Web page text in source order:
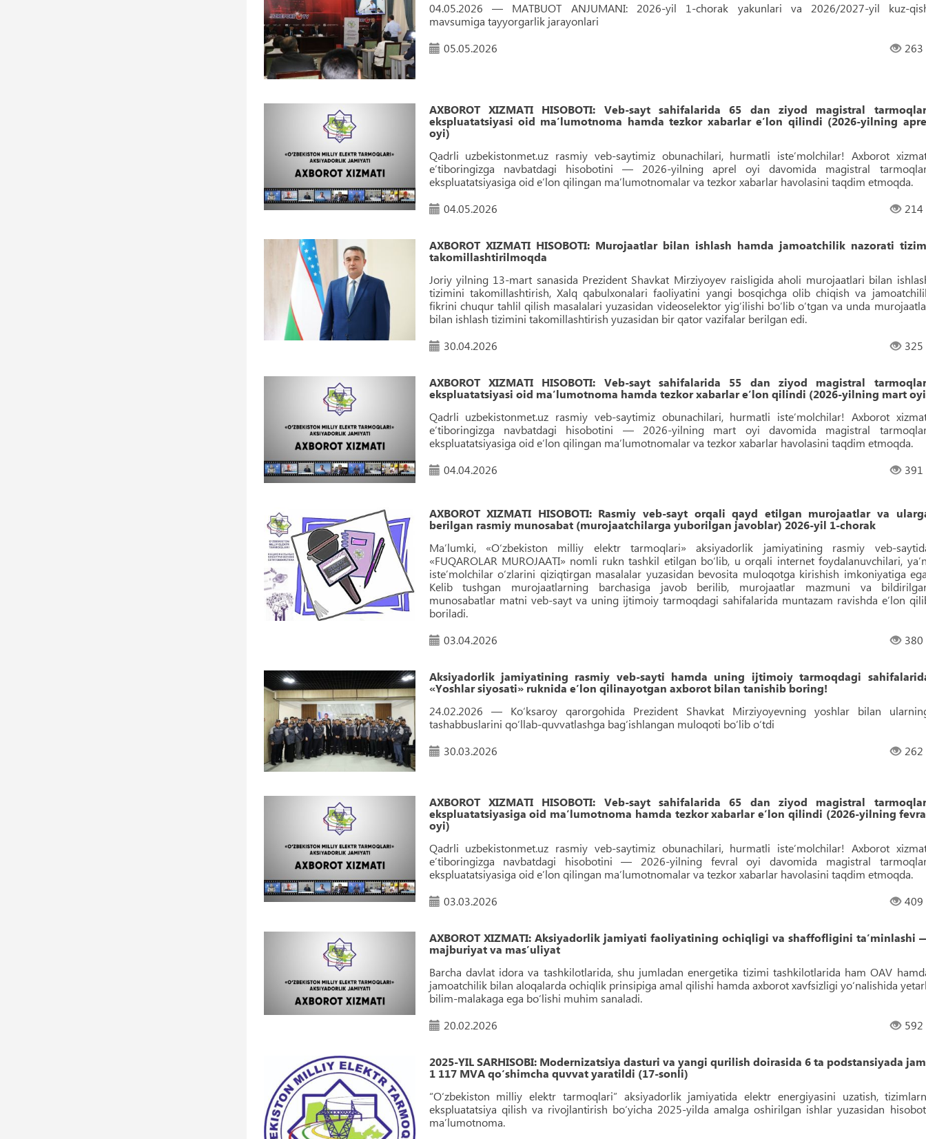
04.05.2026 — MATBUOT ANJUMANI: 2026-yil 1-chorak yakunlari va 2026/2027-yil kuz-
mavsumiga tayyorgarlik jarayonlari
05.05.2026
263
AXBOROT XIZMATI HISOBOTI: Veb-sayt sahifalarida 65 dan ziyod magistral
ekspluatatsiyasi oid maʼlumotnoma hamda tezkor xabarlar eʼlon qilindi (2026-yilning
oyi)
Qadrli uzbekistonmet.uz rasmiy veb-saytimiz obunachilari, hurmatli isteʼmolchilar! Axborot
e’tiboringizga navbatdagi hisobotini — 2026-yilning aprel oyi davomida magistral
ekspluatatsiyasiga oid eʼlon qilingan maʼlumotnomalar va tezkor xabarlar havolasini taqdim etmoqda.
04.05.2026
214
AXBOROT XIZMATI HISOBOTI: Murojaatlar bilan ishlash hamda jamoatchilik nazorati
takomillashtirilmoqda
Joriy yilning 13-mart sanasida Prezident Shavkat Mirziyoyev raisligida aholi murojaatlari bilan
tizimini takomillashtirish, Xalq qabulxonalari faoliyatini yangi bosqichga olib chiqish va
fikrini chuqur tahlil qilish masalalari yuzasidan videoselektor yigʻilishi boʻlib oʻtgan va unda
bilan ishlash tizimini takomillashtirish yuzasidan bir qator vazifalar berilgan edi.
30.04.2026
325
AXBOROT XIZMATI HISOBOTI: Veb-sayt sahifalarida 55 dan ziyod magistral
ekspluatatsiyasi oid maʼlumotnoma hamda tezkor xabarlar eʼlon qilindi (2026-yilning mart
Qadrli uzbekistonmet.uz rasmiy veb-saytimiz obunachilari, hurmatli isteʼmolchilar! Axborot
e’tiboringizga navbatdagi hisobotini — 2026-yilning mart oyi davomida magistral
ekspluatatsiyasiga oid eʼlon qilingan maʼlumotnomalar va tezkor xabarlar havolasini taqdim etmoqda.
04.04.2026
391
AXBOROT XIZMATI HISOBOTI: Rasmiy veb-sayt orqali qayd etilgan murojaatlar va
berilgan rasmiy munosabat (murojaatchilarga yuborilgan javoblar) 2026-yil 1-chorak
Maʼlumki, «O‘zbekiston milliy elektr tarmoqlari» aksiyadorlik jamiyatining rasmiy veb-
«FUQAROLAR MUROJAATI» nomli rukn tashkil etilgan bo‘lib, u orqali internet foydalanuvchilari,
isteʼmolchilar o‘zlarini qiziqtirgan masalalar yuzasidan bevosita muloqotga kirishish imkoniyatiga
Kelib tushgan murojaatlarning barchasiga javob berilib, murojaatlar mazmuni va
munosabatlar matni veb-sayt va uning ijtimoiy tarmoqdagi sahifalarida muntazam ravishda eʼlon
boriladi.
03.04.2026
380
Aksiyadorlik jamiyatining rasmiy veb-sayti hamda uning ijtimoiy tarmoqdagi
«Yoshlar siyosati» ruknida e’lon qilinayotgan axborot bilan tanishib boring!
24.02.2026 — Ko‘ksaroy qarorgohida Prezident Shavkat Mirziyoyevning yoshlar bilan
tashabbuslarini qo‘llab-quvvatlashga bag‘ishlangan muloqoti bo‘lib o‘tdi
30.03.2026
262
AXBOROT XIZMATI HISOBOTI: Veb-sayt sahifalarida 65 dan ziyod magistral
ekspluatatsiyasiga oid maʼlumotnoma hamda tezkor xabarlar eʼlon qilindi (2026-yilning
oyi)
Qadrli uzbekistonmet.uz rasmiy veb-saytimiz obunachilari, hurmatli isteʼmolchilar! Axborot
e’tiboringizga navbatdagi hisobotini — 2026-yilning fevral oyi davomida magistral
ekspluatatsiyasiga oid eʼlon qilingan maʼlumotnomalar va tezkor xabarlar havolasini taqdim etmoqda.
03.03.2026
409
AXBOROT XIZMATI: Aksiyadorlik jamiyati faoliyatining ochiqligi va shaffofligini taʼminlashi
majburiyat va masʼuliyat
Barcha davlat idora va tashkilotlarida, shu jumladan energetika tizimi tashkilotlarida ham OAV
jamoatchilik bilan aloqalarda ochiqlik prinsipiga amal qilishi hamda axborot xavfsizligi yo‘nalishida
bilim-malakaga ega bo‘lishi muhim sanaladi.
20.02.2026
592
2025-YIL SARHISOBI: Modernizatsiya dasturi va yangi qurilish doirasida 6 ta podstansiyada
1 117 MVA qo‘shimcha quvvat yaratildi (17-sonli)
“O‘zbekiston milliy elektr tarmoqlari” aksiyadorlik jamiyatida elektr energiyasini uzatish,
ekspluatatsiya qilish va rivojlantirish bo‘yicha 2025-yilda amalga oshirilgan ishlar yuzasidan
maʼlumotnoma.